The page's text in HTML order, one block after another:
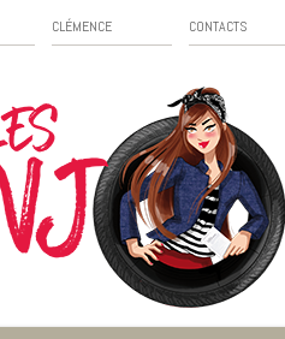
CLÉMENCE CONTACTS